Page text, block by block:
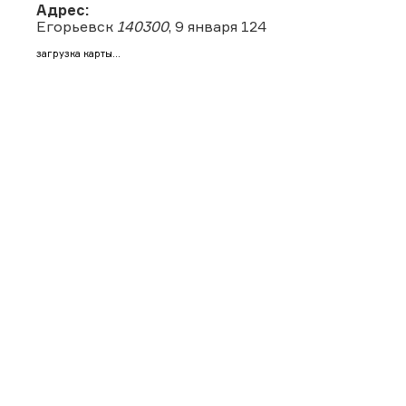
Адрес:
Егорьевск 140300, 9 января 124
загрузка карты...